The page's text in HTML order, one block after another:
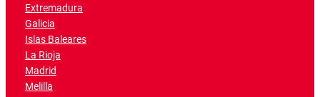
Extremadura
Galicia
Islas Baleares
La Rioja
Madrid
Melilla